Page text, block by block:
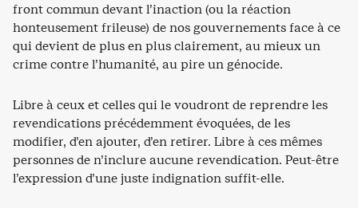
front commun devant l’inaction (ou la réaction
honteusement frileuse) de nos gouvernements face à ce
qui devient de plus en plus clairement, au mieux un
crime contre l’humanité, au pire un génocide.
Libre à ceux et celles qui le voudront de reprendre les
revendications précédemment évoquées, de les
modifier, d’en ajouter, d’en retirer. Libre à ces mêmes
personnes de n’inclure aucune revendication. Peut-être
l’expression d’une juste indignation suffit-elle.